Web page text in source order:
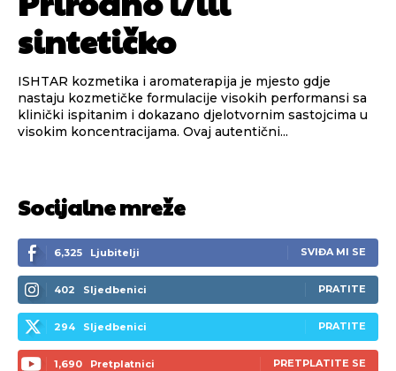
sintetičko
ISHTAR kozmetika i aromaterapija je mjesto gdje
nastaju kozmetičke formulacije visokih performansi sa
klinički ispitanim i dokazano djelotvornim sastojcima u
visokim koncentracijama. Ovaj autentični...
Socijalne mreže
6,325 Ljubitelji SVIĐA MI SE
402 Sljedbenici PRATITE
294 Sljedbenici PRATITE
1,690 Pretplatnici PRETPLATITE SE